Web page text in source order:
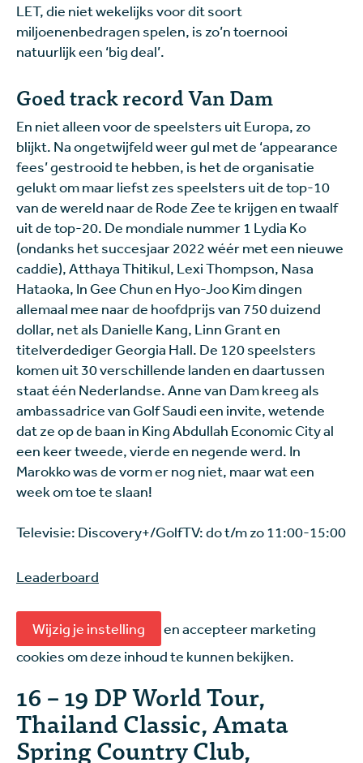
LET, die niet wekelijks voor dit soort
miljoenenbedragen spelen, is zo’n toernooi
natuurlijk een ‘big deal’.
Goed track record Van Dam
En niet alleen voor de speelsters uit Europa, zo
blijkt. Na ongetwijfeld weer gul met de ‘appearance
fees’ gestrooid te hebben, is het de organisatie
gelukt om maar liefst zes speelsters uit de top-10
van de wereld naar de Rode Zee te krijgen en twaalf
uit de top-20. De mondiale nummer 1 Lydia Ko
(ondanks het succesjaar 2022 wéér met een nieuwe
caddie), Atthaya Thitikul, Lexi Thompson, Nasa
Hataoka, In Gee Chun en Hyo-Joo Kim dingen
allemaal mee naar de hoofdprijs van 750 duizend
dollar, net als Danielle Kang, Linn Grant en
titelverdediger Georgia Hall. De 120 speelsters
komen uit 30 verschillende landen en daartussen
staat één Nederlandse. Anne van Dam kreeg als
ambassadrice van Golf Saudi een invite, wetende
dat ze op de baan in King Abdullah Economic City al
een keer tweede, vierde en negende werd. In
Marokko was de vorm er nog niet, maar wat een
week om toe te slaan!
Televisie: Discovery+/GolfTV: do t/m zo 11:00-15:00
Leaderboard
Wijzig je instelling
en accepteer marketing
cookies om deze inhoud te kunnen bekijken.
16 – 19 DP World Tour,
Thailand Classic, Amata
Spring Country Club,